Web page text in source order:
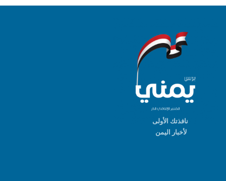
نافذتك الأولى
لأخبار اليمن